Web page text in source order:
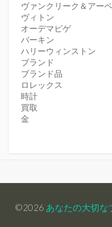
ヴァンクリーク＆アー
ヴィトン
オーデマピゲ
バーキン
ハリーウィンストン
ブランド
ブランド品
ロレックス
時計
買取
金
©2026 あなたの大切な